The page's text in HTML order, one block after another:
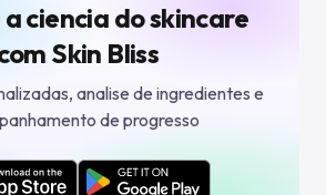
ciencia do skincare
Skin Bliss
analise de ingredientes e
de progresso